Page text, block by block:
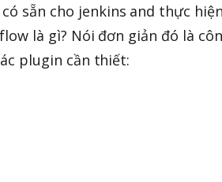
sẵn cho jenkins and thực
là gì? Nói đơn giản đó là
plugin cần thiết: